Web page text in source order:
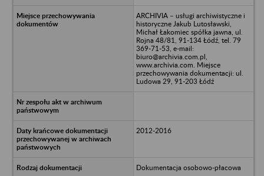
ARCHIVIA – usługi archiwistyczne i
historyczne Jakub Lutosławski,
Michał Łakomiec spółka jawna, ul.
Rojna 48/81, 91-134 Łódź, tel. 79
369-71-53, e-mail:
biuro@archivia.com.pl,
www.archivia.com. Miejsce
przechowywania dokumentacji: ul.
Ludowa 29, 91-203 Łódź
2012-2016
Dokumentacja osobowo-płacowa